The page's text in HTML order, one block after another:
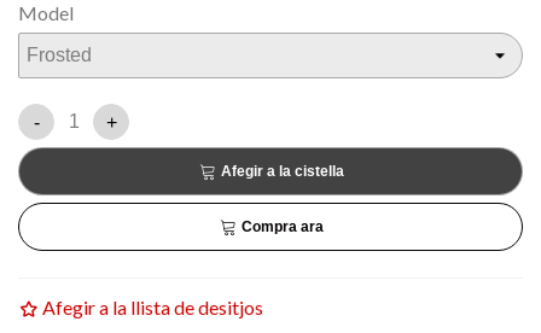
Model
- +
Afegir a la cistella
Compra ara
Afegir a la llista de desitjos